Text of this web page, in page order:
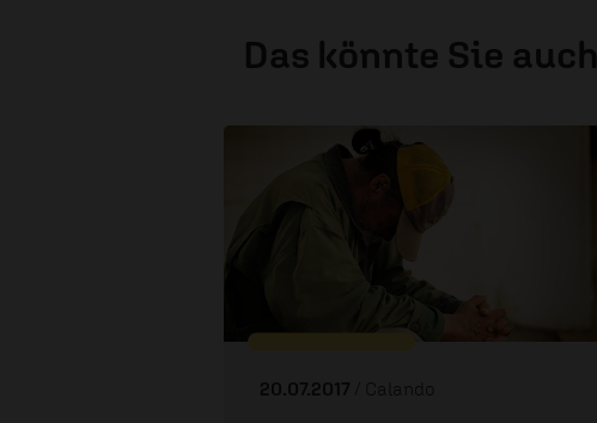
Das könnte Sie auch
20.07.2017 / Calando